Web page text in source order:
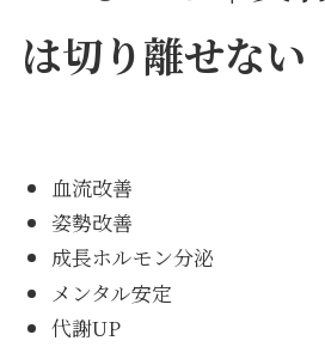
は切り離せない
血流改善
姿勢改善
成長ホルモン分泌
メンタル安定
代謝UP